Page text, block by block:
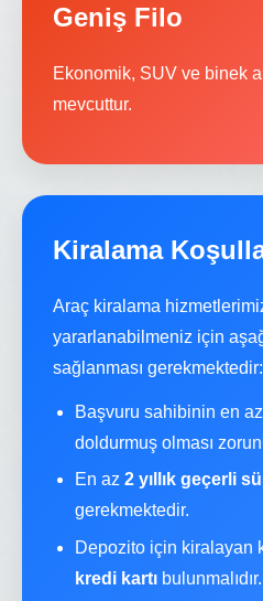
Geniş Filo
Ekonomik, SUV ve binek
mevcuttur.
Kiralama
Araç kiralama
yararlanabilmeniz için
sağlanması gerekmektedir:
Başvuru sahibinin en az
doldurmuş olması
En az 2 yıllık geçerli
gerekmektedir.
Depozito için kiralayan
kredi kartı bulunmalıdır.